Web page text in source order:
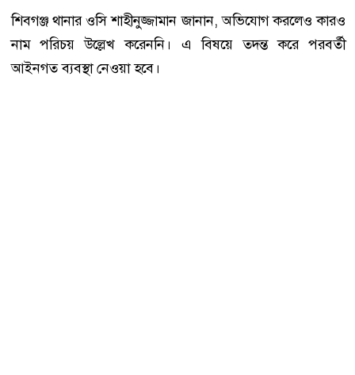
শিবগঞ্জ থানার ওসি শাহীনুজ্জামান জানান, অভিযোগ করলেও কারও
নাম পরিচয় উল্লেখ করেননি। এ বিষয়ে তদন্ত করে পরবর্তী
আইনগত ব্যবস্থা নেওয়া হবে।